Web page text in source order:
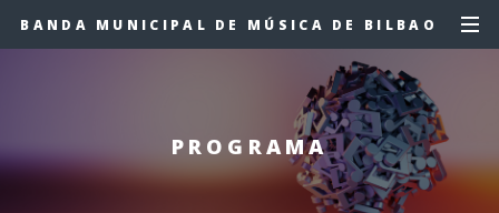
BANDA MUNICIPAL DE MÚSICA DE BILBAO
PROGRAMA